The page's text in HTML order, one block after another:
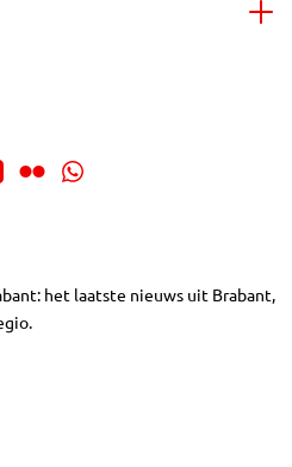
het laatste nieuws uit Brabant,